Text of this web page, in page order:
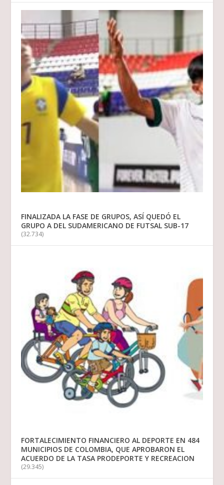
FINALIZADA LA FASE DE GRUPOS, ASÍ QUEDÓ EL
GRUPO A DEL SUDAMERICANO DE FUTSAL SUB-17
(32.734)
FORTALECIMIENTO FINANCIERO AL DEPORTE EN 484
MUNICIPIOS DE COLOMBIA, QUE APROBARON EL
ACUERDO DE LA TASA PRODEPORTE Y RECREACION
(29.345)